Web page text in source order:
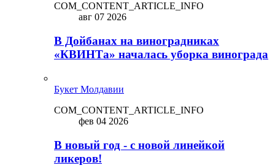
COM_CONTENT_ARTICLE_INFO
авг 07 2026
В Дойбанах на виноградниках
«КВИНТа» началась уборка винограда
Букет Молдавии
COM_CONTENT_ARTICLE_INFO
фев 04 2026
В новый год - с новой линейкой
ликepoв!